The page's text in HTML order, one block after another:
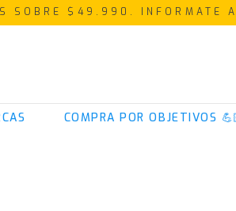
SOBRE $49.990. INFORMATE
COMPRA POR OBJETIVOS
MÁS BUSCADOS